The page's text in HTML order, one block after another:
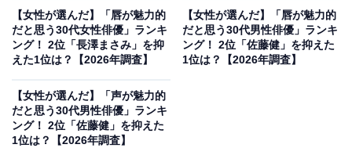
美容院に向かってます💇‍♀️
Photo by RYOpic.twitter.com/leYBMfdEBz
— 吉高由里子 (@ystk_yrk)
2位にランクインしたのは、吉高由里子さんです。2006
【女性が選んだ】「唇が魅力的
だと思う30代女性俳優」ランキ
ング！ 2位「長澤まさみ」を抑
えた1位は？【2026年調査】
【女性が選んだ】「唇が魅力的
だと思う30代男性俳優」ランキ
ング！ 2位「佐藤健」を抑えた
1位は？【2026年調査】
【女性が選んだ】「声が魅力的
だと思う30代男性俳優」ランキ
ング！ 2位「佐藤健」を抑えた
1位は？【2026年調査】